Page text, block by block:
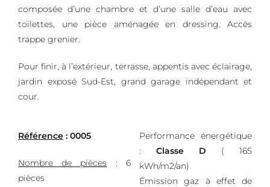
composée d’une chambre et d’une salle d’eau avec
toilettes, une pièce aménagée en dressing. Accès
trappe grenier.
Pour finir, à l’extérieur, terrasse, appentis avec éclairage,
jardin exposé Sud-Est, grand garage indépendant et
cour.
Référence : 0005
Nombre de pièces : 6
pièces
Performance énergétique
: Classe D ( 165
kWh/m2/an)
Émission gaz à effet de